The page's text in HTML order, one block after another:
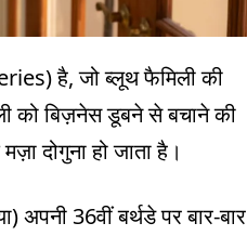
है, जो ब्लूथ फैमिली की
को बिज़नेस डूबने से बचाने की
दोगुना हो जाता है।
अपनी 36वीं बर्थडे पर बार-बार